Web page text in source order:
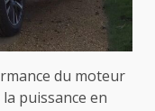
du moteur
puissance en